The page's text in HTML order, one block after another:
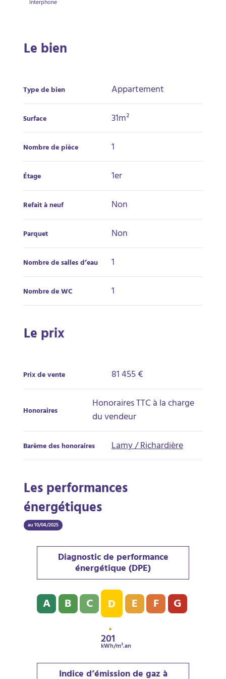
Interphone
Le bien
Type de bien Appartement
Surface 31m²
Nombre de pièce 1
Étage 1er
Refait à neuf Non
Parquet Non
Nombre de salles d’eau 1
Nombre de WC 1
Le prix
Prix de vente 81 455 €
Honoraires Honoraires TTC à la charge
du vendeur
Barème des honoraires Lamy / Richardière
Les performances
énergétiques
au 10/04/2025
Diagnostic de performance
énergétique (DPE)
Diagnostic de performance énergétique (DPE) : D -
A B C D
201
kWh/m².an
E F G
Indice d’émission de gaz à